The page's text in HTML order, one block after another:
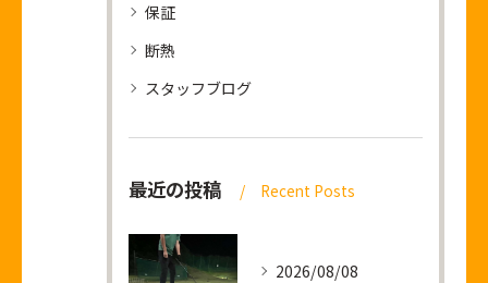
保証
断熱
スタッフブログ
最近の投稿 Recent Posts
2026/08/08